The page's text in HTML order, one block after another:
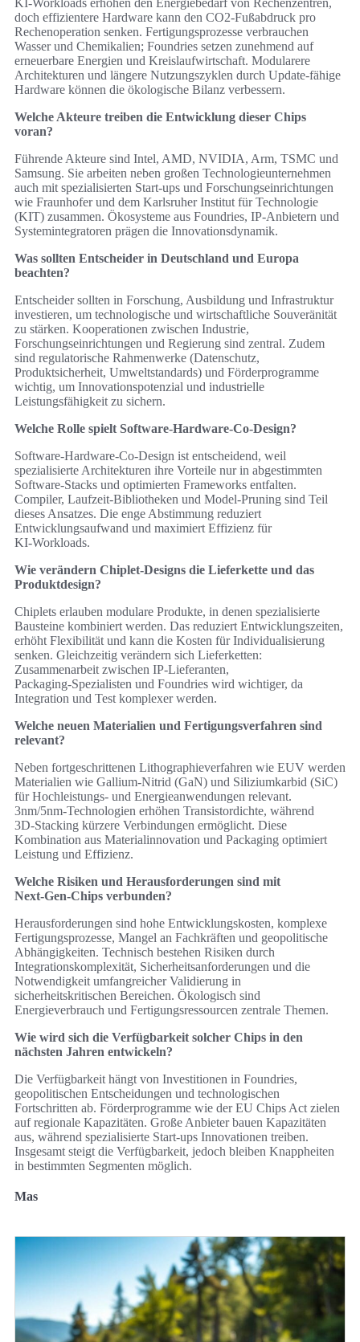
KI‑Workloads erhöhen den Energiebedarf von Rechenzentren,
doch effizientere Hardware kann den CO2‑Fußabdruck pro
Rechenoperation senken. Fertigungsprozesse verbrauchen
Wasser und Chemikalien; Foundries setzen zunehmend auf
erneuerbare Energien und Kreislaufwirtschaft. Modularere
Architekturen und längere Nutzungszyklen durch Update‑fähige
Hardware können die ökologische Bilanz verbessern.
Welche Akteure treiben die Entwicklung dieser Chips
voran?
Führende Akteure sind Intel, AMD, NVIDIA, Arm, TSMC und
Samsung. Sie arbeiten neben großen Technologieunternehmen
auch mit spezialisierten Start‑ups und Forschungseinrichtungen
wie Fraunhofer und dem Karlsruher Institut für Technologie
(KIT) zusammen. Ökosysteme aus Foundries, IP‑Anbietern und
Systemintegratoren prägen die Innovationsdynamik.
Was sollten Entscheider in Deutschland und Europa
beachten?
Entscheider sollten in Forschung, Ausbildung und Infrastruktur
investieren, um technologische und wirtschaftliche Souveränität
zu stärken. Kooperationen zwischen Industrie,
Forschungseinrichtungen und Regierung sind zentral. Zudem
sind regulatorische Rahmenwerke (Datenschutz,
Produktsicherheit, Umweltstandards) und Förderprogramme
wichtig, um Innovationspotenzial und industrielle
Leistungsfähigkeit zu sichern.
Welche Rolle spielt Software‑Hardware‑Co‑Design?
Software‑Hardware‑Co‑Design ist entscheidend, weil
spezialisierte Architekturen ihre Vorteile nur in abgestimmten
Software‑Stacks und optimierten Frameworks entfalten.
Compiler, Laufzeit‑Bibliotheken und Model‑Pruning sind Teil
dieses Ansatzes. Die enge Abstimmung reduziert
Entwicklungsaufwand und maximiert Effizienz für
KI‑Workloads.
Wie verändern Chiplet‑Designs die Lieferkette und das
Produktdesign?
Chiplets erlauben modulare Produkte, in denen spezialisierte
Bausteine kombiniert werden. Das reduziert Entwicklungszeiten,
erhöht Flexibilität und kann die Kosten für Individualisierung
senken. Gleichzeitig verändern sich Lieferketten:
Zusammenarbeit zwischen IP‑Lieferanten,
Packaging‑Spezialisten und Foundries wird wichtiger, da
Integration und Test komplexer werden.
Welche neuen Materialien und Fertigungsverfahren sind
relevant?
Neben fortgeschrittenen Lithographieverfahren wie EUV werden
Materialien wie Gallium‑Nitrid (GaN) und Siliziumkarbid (SiC)
für Hochleistungs‑ und Energieanwendungen relevant.
3nm/5nm‑Technologien erhöhen Transistordichte, während
3D‑Stacking kürzere Verbindungen ermöglicht. Diese
Kombination aus Materialinnovation und Packaging optimiert
Leistung und Effizienz.
Welche Risiken und Herausforderungen sind mit
Next‑Gen‑Chips verbunden?
Herausforderungen sind hohe Entwicklungskosten, komplexe
Fertigungsprozesse, Mangel an Fachkräften und geopolitische
Abhängigkeiten. Technisch bestehen Risiken durch
Integrationskomplexität, Sicherheitsanforderungen und die
Notwendigkeit umfangreicher Validierung in
sicherheitskritischen Bereichen. Ökologisch sind
Energieverbrauch und Fertigungsressourcen zentrale Themen.
Wie wird sich die Verfügbarkeit solcher Chips in den
nächsten Jahren entwickeln?
Die Verfügbarkeit hängt von Investitionen in Foundries,
geopolitischen Entscheidungen und technologischen
Fortschritten ab. Förderprogramme wie der EU Chips Act zielen
auf regionale Kapazitäten. Große Anbieter bauen Kapazitäten
aus, während spezialisierte Start‑ups Innovationen treiben.
Insgesamt steigt die Verfügbarkeit, jedoch bleiben Knappheiten
in bestimmten Segmenten möglich.
Mas